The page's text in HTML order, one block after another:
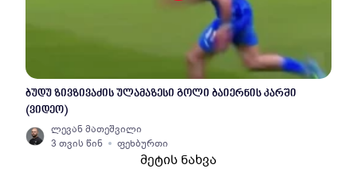
ბუდუ ზივზივაძის ულამაზესი გოლი ბაიერნის კარში
(ვიდეო)
ლევან მათეშვილი
3 თვის წინ
ფეხბურთი
მეტის ნახვა